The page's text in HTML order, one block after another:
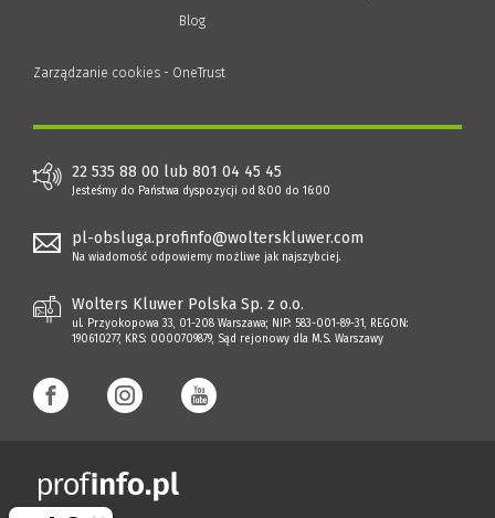
Blog
Zarządzanie cookies - OneTrust
22 535 88 00 lub 801 04 45 45
Jesteśmy do Państwa dyspozycji od 8:00 do 16:00
pl-obsluga.profinfo@wolterskluwer.com
Na wiadomość odpowiemy możliwe jak najszybciej.
Wolters Kluwer Polska Sp. z o.o.
ul. Przyokopowa 33, 01-208 Warszawa; NIP: 583-001-89-31, REGON:
190610277, KRS: 0000709879, Sąd rejonowy dla M.S. Warszawy